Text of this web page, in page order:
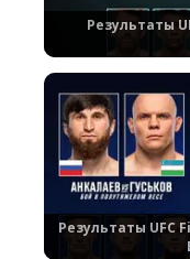
Результаты
Результаты UFC